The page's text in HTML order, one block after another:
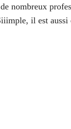
nombreux
il est